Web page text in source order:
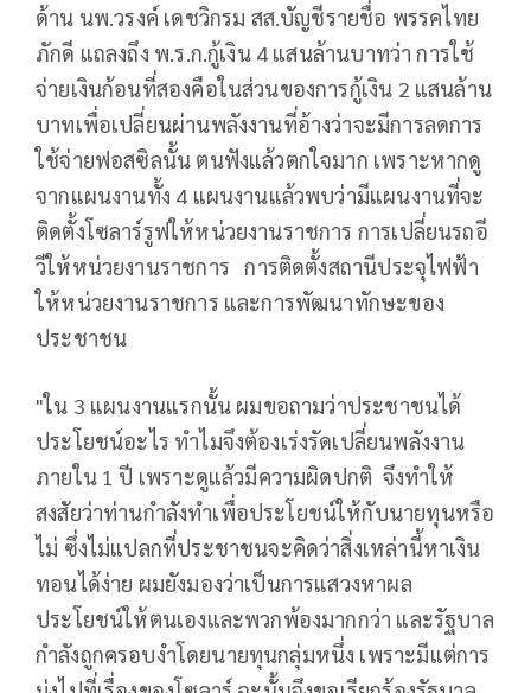
ด้าน นพ.วรงค์ เดชวิกรม สส.บัญชีรายชื่อ พรรคไทย
ภักดี แถลงถึง พ.ร.ก.กู้เงิน 4 แสนล้านบาทว่า การใช้
จ่ายเงินก้อนที่สองคือในส่วนของการกู้เงิน 2 แสนล้าน
บาทเพื่อเปลี่ยนผ่านพลังงานที่อ้างว่าจะมีการลดการ
ใช้จ่ายฟอสซิลนั้น ตนฟังแล้วตกใจมาก เพราะหากดู
จากแผนงานทั้ง 4 แผนงานแล้วพบว่ามีแผนงานที่จะ
ติดตั้งโซลาร์รูฟให้หน่วยงานราชการ การเปลี่ยนรถอี
วีให้หน่วยงานราชการ การติดตั้งสถานีประจุไฟฟ้า
ให้หน่วยงานราชการ และการพัฒนาทักษะของ
ประชาชน
"ใน 3 แผนงานแรกนั้น ผมขอถามว่าประชาชนได้
ประโยชน์อะไร ทำไมจึงต้องเร่งรัดเปลี่ยนพลังงาน
ภายใน 1 ปี เพราะดูแล้วมีความผิดปกติ จึงทำให้
สงสัยว่าท่านกำลังทำเพื่อประโยชน์ให้กับนายทุนหรือ
ไม่ ซึ่งไม่แปลกที่ประชาชนจะคิดว่าสิ่งเหล่านี้หาเงิน
ทอนได้ง่าย ผมยังมองว่าเป็นการแสวงหาผล
ประโยชน์ให้ตนเองและพวกพ้องมากกว่า และรัฐบาล
กำลังถูกครอบงำโดยนายทุนกลุ่มหนึ่ง เพราะมีแต่การ